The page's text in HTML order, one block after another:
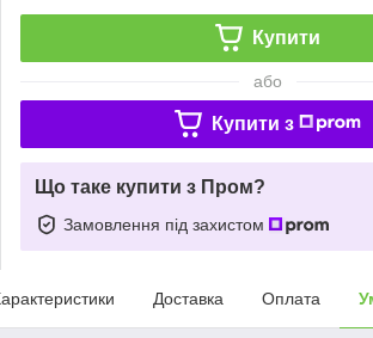
Купити
або
Купити з
Що таке купити з Пром?
Замовлення під захистом
Доставка Оплата